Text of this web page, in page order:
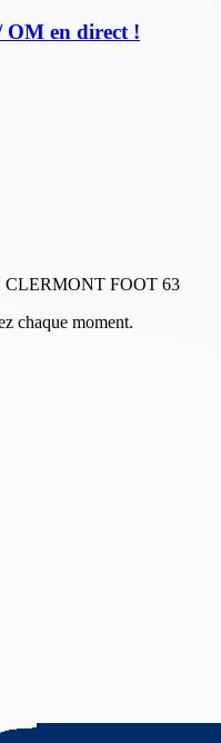
OM en direct !
FOOT 63
chaque moment.